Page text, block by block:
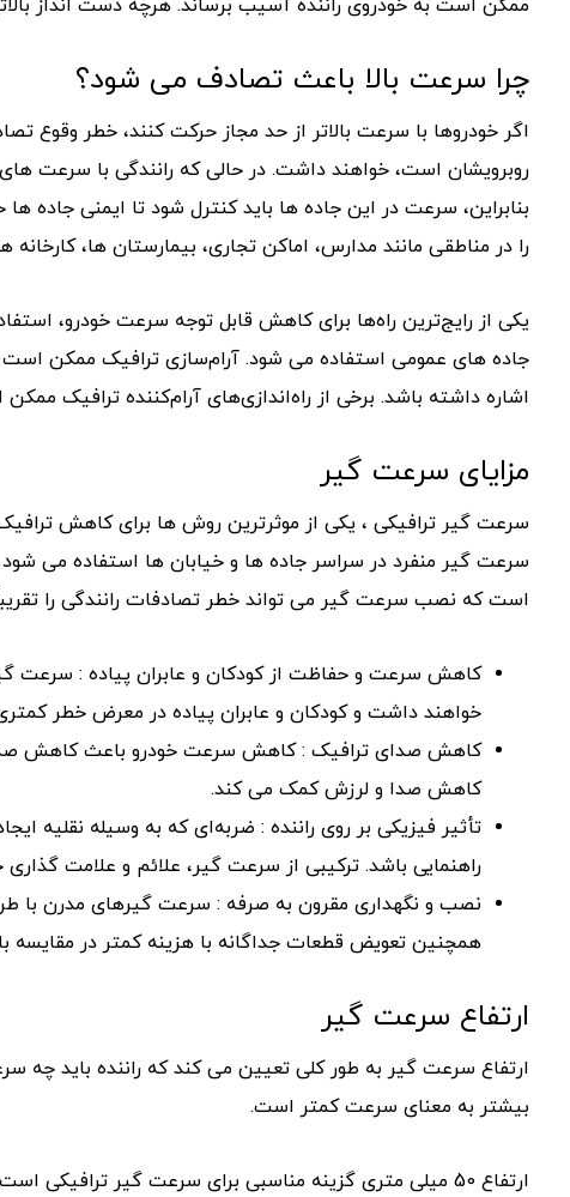
ممکن است به خودروی راننده آسیب برساند. هرچه دست انداز
چرا سرعت بالا باعث تصادف می شود؟
اگر خودروها با سرعت بالاتر از حد مجاز حرکت کنند، خطر وقوع
روبرویشان است، خواهند داشت. در حالی که رانندگی با سرعت
بنابراین، سرعت در این جاده ها باید کنترل شود تا ایمنی
را در مناطقی مانند مدارس، اماکن تجاری، بیمارستان ها، کارخانه
یکی از رایج‌ترین راه‌ها برای کاهش قابل توجه سرعت خودرو،
جاده های عمومی استفاده می شود. آرام‌سازی ترافیک ممکن است
اشاره داشته باشد. برخی از راه‌اندازی‌های آرام‌کننده ترافیک
مزایای سرعت گیر
سرعت گیر ترافیکی ، یکی از موثرترین روش ها برای کاهش
سرعت گیر منفرد در سراسر جاده ها و خیابان ها استفاده می
است که نصب سرعت گیر می تواند خطر تصادفات رانندگی را تقریباً 35-40٪ کاهش دهد. در مجموع، مزایای سرعت گیر عبارتند
کاهش سرعت و حفاظت از کودکان و عابران پیاده : سرعت
خواهند داشت و کودکان و عابران پیاده در معرض خطر کمتری
کاهش صدای ترافیک : کاهش سرعت خودرو باعث کاهش صدای
کاهش صدا و لرزش کمک می کند.
تأثیر فیزیکی بر روی راننده : ضربه‌ای که به وسیله نقلیه
راهنمایی باشد. ترکیبی از سرعت گیر، علائم و علامت
نصب و نگهداری مقرون به صرفه : سرعت گیرهای مدرن با
همچنین تعویض قطعات جداگانه با هزینه کمتر در
ارتفاع سرعت گیر
ارتفاع سرعت گیر به طور کلی تعیین می کند که راننده باید چه
بیشتر به معنای سرعت کمتر است.